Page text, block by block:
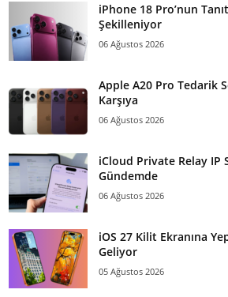
iPhone 18 Pro’nun
Şekilleniyor
06 Ağustos 2026
Apple A20 Pro Tedarik
Karşıya
06 Ağustos 2026
iCloud Private Relay IP
Gündemde
06 Ağustos 2026
iOS 27 Kilit Ekranına
Geliyor
05 Ağustos 2026